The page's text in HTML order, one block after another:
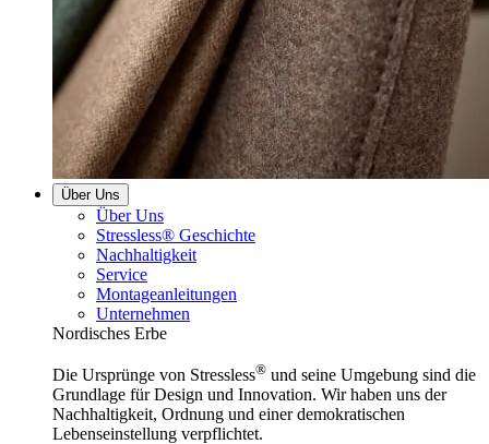
Über Uns
Über Uns
Stressless® Geschichte
Nachhaltigkeit
Service
Montageanleitungen
Unternehmen
Nordisches Erbe
Die Ursprünge von Stressless® und seine Umgebung sind die
Grundlage für Design und Innovation. Wir haben uns der
Nachhaltigkeit, Ordnung und einer demokratischen
Lebenseinstellung verpflichtet.